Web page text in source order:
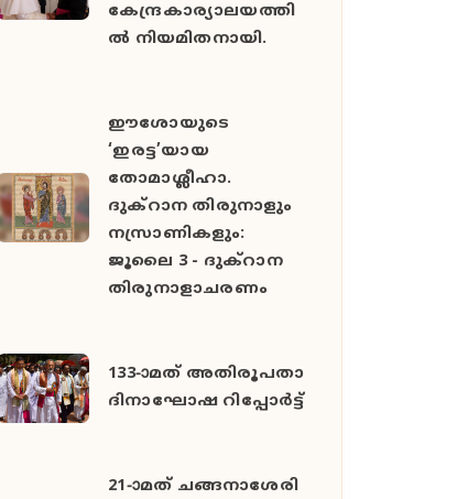
കേന്ദ്രകാര്യാലയത്തി
ൽ നിയമിതനായി.
ഈശോയുടെ
‘ഇരട്ട’യായ
തോമാശ്ലീഹാ.
ദുക്റാന തിരുനാളും
നസ്രാണികളും:
ജൂലൈ 3 - ദുക്റാന
തിരുനാളാചരണം
133-ാമത് അതിരൂപതാ
ദിനാഘോഷ റിപ്പോര്‍ട്ട്
21-ാമത് ചങ്ങനാശേരി